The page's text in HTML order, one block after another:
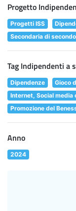
Progetto
Progetti ISS
Secondaria di
Tag Indipendenti a
Dipendenze
Gioco
Internet, Social media
Promozione del
Anno
2024